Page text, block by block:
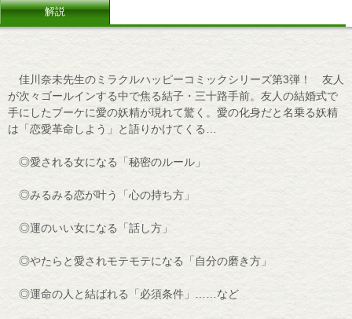
解説
佳川奈未先生のミラクルハッピーコミックシリーズ第3弾！ 友人
が次々ゴールインする中で焦る結子・三十路手前。友人の結婚式で
手にしたブーケに愛の妖精が現れて驚く。愛の化身だと名乗る妖精
は「恋愛革命しよう」と語りかけてくる…
◎愛される女になる「秘密のルール」
◎みるみる恋が叶う「心の持ち方」
◎運のいい女になる「話し方」
◎やたらと愛されモテモテになる「自分の磨き方」
◎運命の人と結ばれる「必須条件」……など